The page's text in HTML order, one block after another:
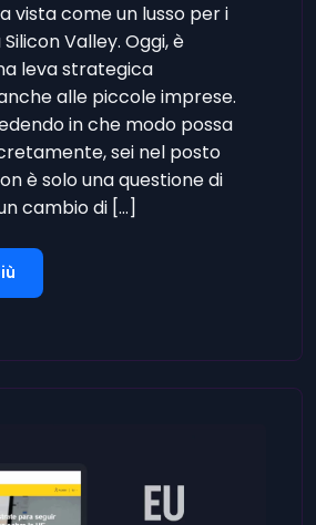
vista come un lusso per i
Valley. Oggi, è
leva strategica
alle piccole imprese.
in che modo possa
sei nel posto
è solo una questione di
cambio di […]